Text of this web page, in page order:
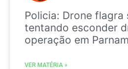
Policia: Drone flagra
tentando esconder
operação em
VER MATÉRIA »